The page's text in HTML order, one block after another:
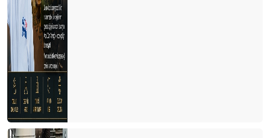
İran devrimi loadıng…
Şirketzan
Digiverse ile yeni bir dünya
Yeni Nesil Otelcilik - Bölüm 3 ‘’Seyahat Teknolojileri’’
Yeni Yıl Hazırlıkları
Yeni Nesil Otelcilik - Bölüm 2